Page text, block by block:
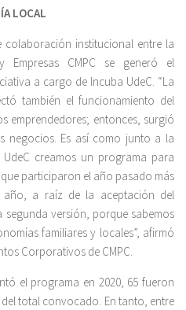
LOCAL
institucional entre la
Empresas CMPC se generó el
a cargo de Incuba UdeC. “La
también el funcionamiento del
emprendedores; entonces, surgió
negocios. Es así como junto a la
creamos un programa para
participaron el año pasado más
año, a raíz de la aceptación del
versión, porque sabemos
familiares y locales”, afirmó
Corporativos de CMPC.
el programa en 2020, 65 fueron
total convocado. En tanto, entre